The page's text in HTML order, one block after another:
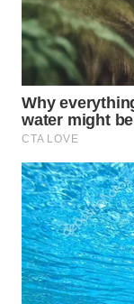
MAWAKA
ID
MARTABAT
NET
WATCH
MKLI
LPKKI